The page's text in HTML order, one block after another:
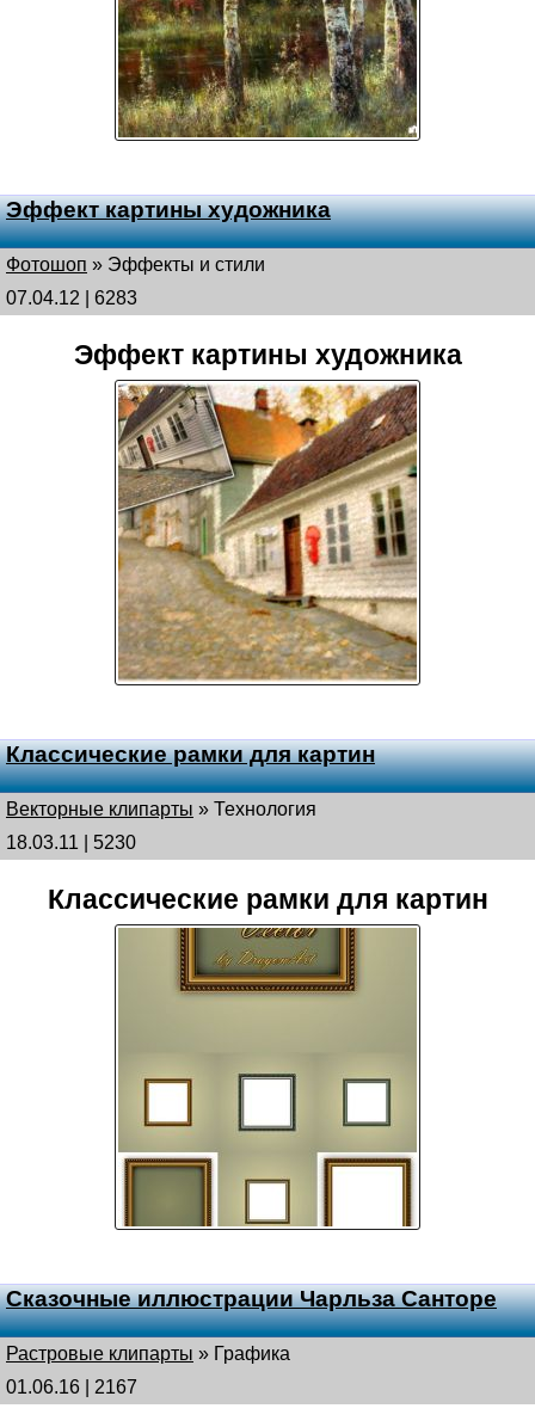
Эффект картины художника
Фотошоп » Эффекты и стили
07.04.12 | 6283
Эффект картины художника
Классические рамки для картин
Векторные клипарты » Технология
18.03.11 | 5230
Классические рамки для картин
Сказочные иллюстрации Чарльза Санторе
Растровые клипарты » Графика
01.06.16 | 2167